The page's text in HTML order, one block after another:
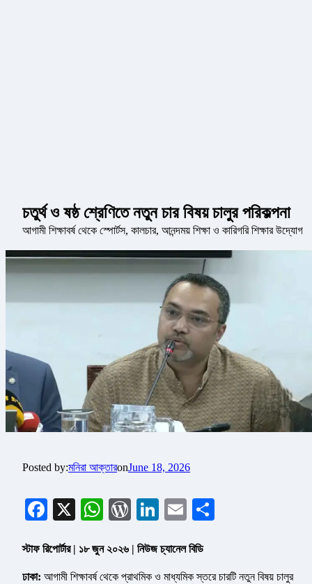
চতুর্থ ও ষষ্ঠ শ্রেণিতে নতুন চার বিষয় চালুর পরিকল্পনা
আগামী শিক্ষাবর্ষ থেকে স্পোর্টস, কালচার, আনন্দময় শিক্ষা ও কারিগরি শিক্ষার উদ্যোগ
Posted by:মনিরা আক্তারonJune 18, 2026
Facebook
X WhatsApp
WordPress
LinkedIn
Email
স্টাফ রিপোর্টার | ১৮ জুন ২০২৬ | নিউজ চ্যানেল বিডি
ঢাকা: আগামী শিক্ষাবর্ষ থেকে প্রাথমিক ও মাধ্যমিক স্তরে চারটি নতুন বিষয় চালুর